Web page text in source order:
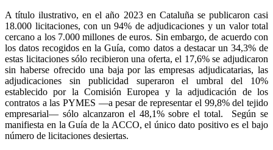
A título ilustrativo, en el año 2023 en Cataluña se publicaron casi
18.000 licitaciones, con un 94% de adjudicaciones y un valor total
cercano a los 7.000 millones de euros. Sin embargo, de acuerdo con
los datos recogidos en la Guía, como datos a destacar un 34,3% de
estas licitaciones sólo recibieron una oferta, el 17,6% se adjudicaron
sin haberse ofrecido una baja por las empresas adjudicatarias, las
adjudicaciones sin publicidad superaron el umbral del 10%
establecido por la Comisión Europea y la adjudicación de los
contratos a las PYMES —a pesar de representar el 99,8% del tejido
empresarial— sólo alcanzaron el 48,1% sobre el total. Según se
manifiesta en la Guía de la ACCO, el único dato positivo es el bajo
número de licitaciones desiertas.